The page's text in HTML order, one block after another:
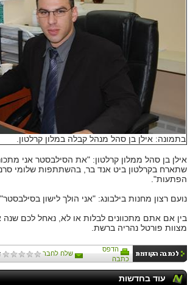
בתמונה: אילן בן סהל מנהל קבלה במלון קרלטון.
אילן בן סהל ממלון קרלטון: "את הסילבסטר אני
שתארח בקרלטון ביט אנד בר, בהשתתפות שלומי
הפתעות".
נועם רצון מחנות בילבונג: "אני הולך לישון בסילבסטר".
בין אם אתם מתכוונים לבלות או לא, נאחל לכם
מצוות פורטל נהריה ברשת.
הדפס
כתבה
שלח לחבר
עוד בחדשות